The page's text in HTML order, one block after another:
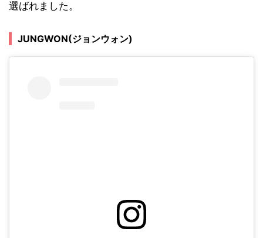
選ばれました。
JUNGWON(ジョンウォン)